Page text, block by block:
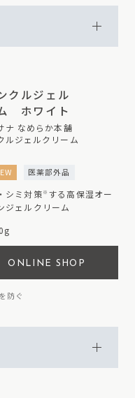
クルジェル
ホワイト
ナ なめらか本舗
ルジェルクリーム
医薬部外品
シミ対策※ する高保湿オー
ジェルクリーム
ONLINE SHOP
防ぐ